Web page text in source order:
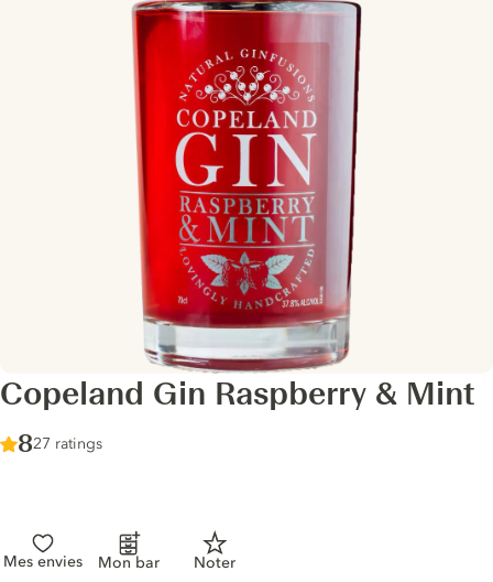
Copeland Gin Raspberry & Mint
Score :
8/ 10
27 ratings
Mes envies Mon bar Noter